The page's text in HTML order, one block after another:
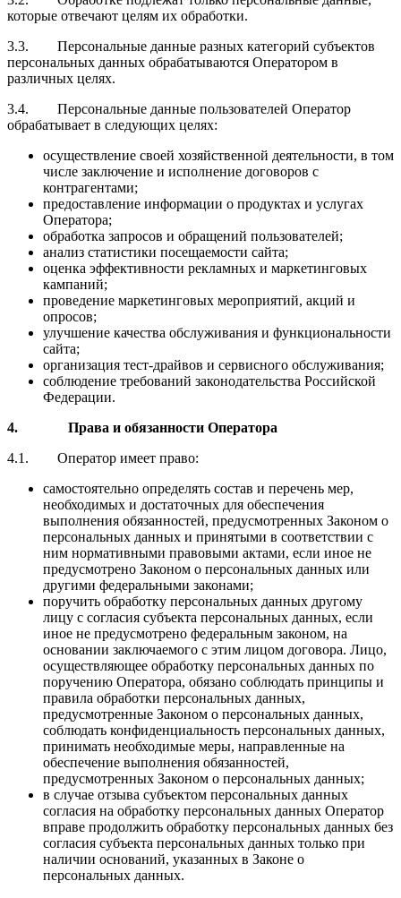
которые отвечают целям их обработки.
3.3. Персональные данные разных категорий субъектов
персональных данных обрабатываются Оператором в
различных целях.
3.4. Персональные данные пользователей Оператор
обрабатывает в следующих целях:
осуществление своей хозяйственной деятельности, в том
числе заключение и исполнение договоров с
контрагентами;
предоставление информации о продуктах и услугах
Оператора;
обработка запросов и обращений пользователей;
анализ статистики посещаемости сайта;
оценка эффективности рекламных и маркетинговых
кампаний;
проведение маркетинговых мероприятий, акций и
опросов;
улучшение качества обслуживания и функциональности
сайта;
организация тест-драйвов и сервисного обслуживания;
соблюдение требований законодательства Российской
Федерации.
4. Права и обязанности Оператора
4.1. Оператор имеет право:
самостоятельно определять состав и перечень мер,
необходимых и достаточных для обеспечения
выполнения обязанностей, предусмотренных Законом о
персональных данных и принятыми в соответствии с
ним нормативными правовыми актами, если иное не
предусмотрено Законом о персональных данных или
другими федеральными законами;
поручить обработку персональных данных другому
лицу с согласия субъекта персональных данных, если
иное не предусмотрено федеральным законом, на
основании заключаемого с этим лицом договора. Лицо,
осуществляющее обработку персональных данных по
поручению Оператора, обязано соблюдать принципы и
правила обработки персональных данных,
предусмотренные Законом о персональных данных,
соблюдать конфиденциальность персональных данных,
принимать необходимые меры, направленные на
обеспечение выполнения обязанностей,
предусмотренных Законом о персональных данных;
в случае отзыва субъектом персональных данных
согласия на обработку персональных данных Оператор
вправе продолжить обработку персональных данных без
согласия субъекта персональных данных только при
наличии оснований, указанных в Законе о
персональных данных.